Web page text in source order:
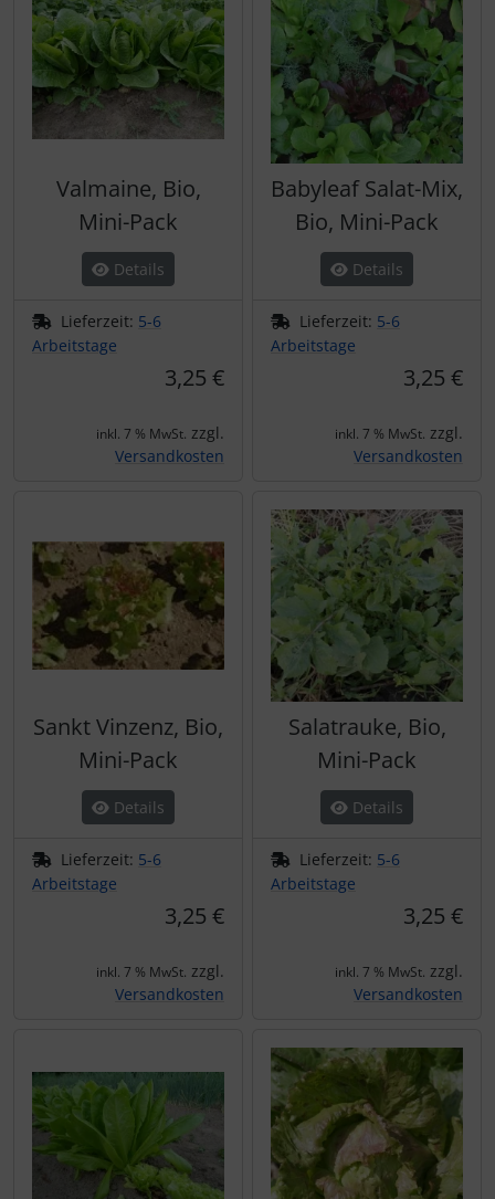
Valmaine, Bio,
Mini-Pack
Details
Lieferzeit: 5-6
Arbeitstage
3,25 €
inkl. 7 % MwSt. zzgl.
Versandkosten
Babyleaf Salat-Mix,
Bio, Mini-Pack
Details
Lieferzeit: 5-6
Arbeitstage
3,25 €
inkl. 7 % MwSt. zzgl.
Versandkosten
Sankt Vinzenz, Bio,
Mini-Pack
Details
Lieferzeit: 5-6
Arbeitstage
3,25 €
inkl. 7 % MwSt. zzgl.
Versandkosten
Salatrauke, Bio,
Mini-Pack
Details
Lieferzeit: 5-6
Arbeitstage
3,25 €
inkl. 7 % MwSt. zzgl.
Versandkosten